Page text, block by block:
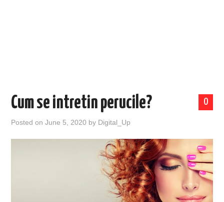
0
Cum se intretin perucile?
Posted onJune 5, 2020 by Digital_Up